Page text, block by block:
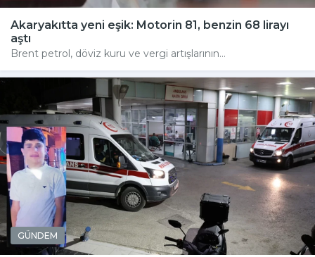
Akaryakıtta yeni eşik: Motorin 81, benzin 68 lirayı
aştı
Brent petrol, döviz kuru ve vergi artışlarının...
GÜNDEM